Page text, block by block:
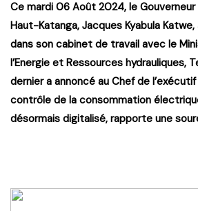
Ce mardi 06 Août 2024, le
Haut-Katanga, Jacques Kyabula
dans son cabinet de travail avec le
l’Energie et Ressources hydrauliques,
dernier a annoncé au Chef de
contrôle de la consommation
désormais digitalisé, rapporte une